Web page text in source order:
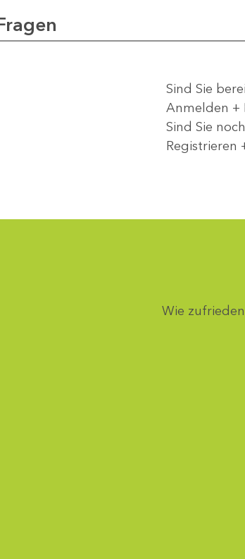
Sind Sie
Anmelden +
Sind Sie
Registrieren
Wie